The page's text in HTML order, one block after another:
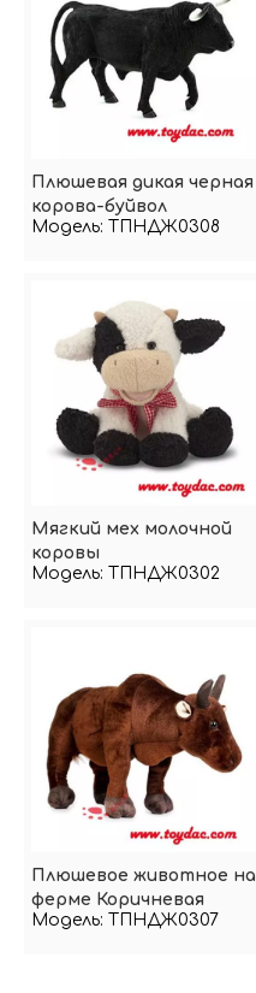
Плюшевая дикая черная
корова-буйвол
Модель: ТПНДЖ0308
Мягкий мех молочной
коровы
Модель: ТПНДЖ0302
Плюшевое животное на
ферме Коричневая
корова
Модель: ТПНДЖ0307